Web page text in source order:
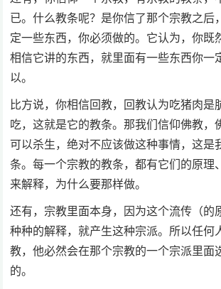
已。什么教条呢？是你信了那个宗教之后
定一些东西，你必须做的。它认为，你既
相信它讲的东西，就里面有一些东西你一
以。
比方说，你相信回教，回教认为吃猪肉是
吃，这就是它的教条。那我们信仰佛教，
可以杀生，绝对不应该做这种事情，这是
条。每一个宗教的教条，都有它们的原理
来解释，为什么要那样做。
还有，宗教里面本身，因为这个流传（的
种种的解释，就产生这种宗派。所以任何
教，他必然会在那个宗教的一个宗派里面
的。